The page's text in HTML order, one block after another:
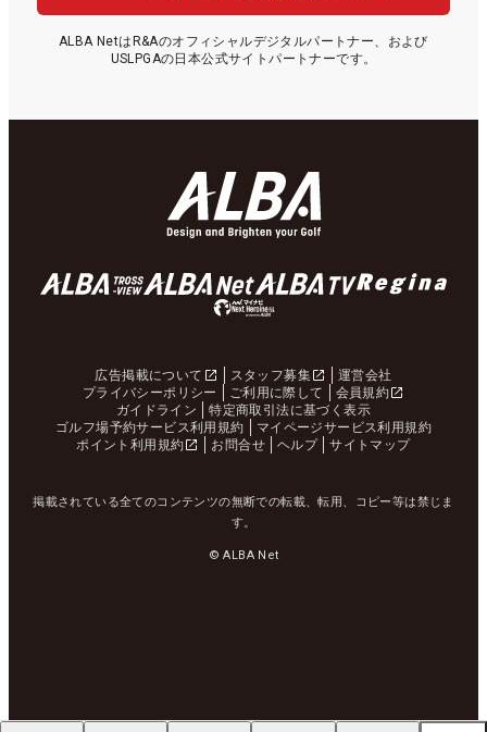
ALBA NetはR&Aのオフィシャルデジタルパートナー、および
USLPGAの日本公式サイトパートナーです。
広告掲載について スタッフ募集
運営会社
プライバシーポリシー
ご利用に際して
会員規約
ガイドライン
特定商取引法に基づく表示
ゴルフ場予約サービス利用規約
マイページサービス利用規約
ポイント利用規約
お問合せ ヘルプ サイトマップ
掲載されている全てのコンテンツの無断での転載、転用、コピー等は禁じま
す。
© ALBA Net